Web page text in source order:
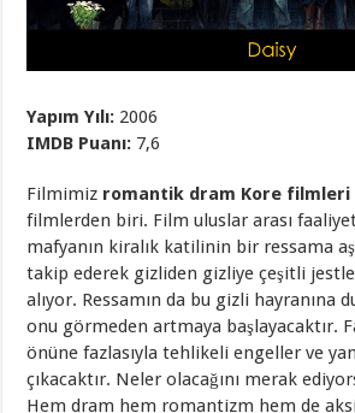
Yapım Yılı: 2006
IMDB Puanı: 7,6
Filmimiz romantik dram Kore filmleri
filmlerden biri. Film uluslar arası
mafyanın kiralık katilinin bir ressama
takip ederek gizliden gizliye çeşitli
alıyor. Ressamın da bu gizli hayranına
onu görmeden artmaya başlayacaktır.
önüne fazlasıyla tehlikeli engeller ve
çıkacaktır. Neler olacağını merak
Hem dram hem romantizm hem de